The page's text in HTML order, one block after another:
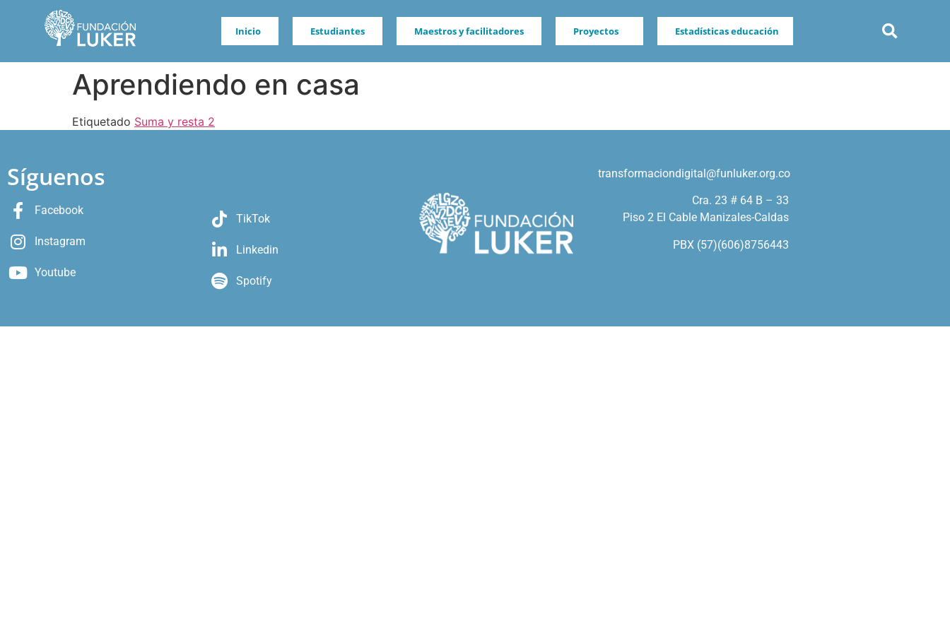
Inicio Estudiantes Maestros y facilitadores Proyectos Estadísticas educación
Aprendiendo en casa
Etiquetado Suma y resta 2
Síguenos
Facebook
Instagram
Youtube
TikTok
Linkedin
Spotify
transformaciondigital@funluker.org.co
Cra. 23 # 64 B – 33
Piso 2 El Cable Manizales-Caldas
PBX (57)(606)8756443